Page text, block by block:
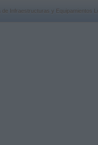
Infraestructuras y Equipamientos